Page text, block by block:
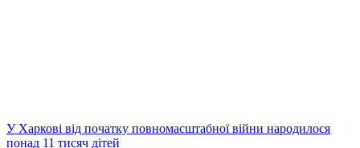
У Харкові від початку повномасштабної війни народилося
понад 11 тисяч дітей